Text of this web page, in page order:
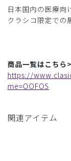
日本国内の医療向
クラシコ限定での
商品一覧はこちら>
https://
me=OOFOS
関連アイテム